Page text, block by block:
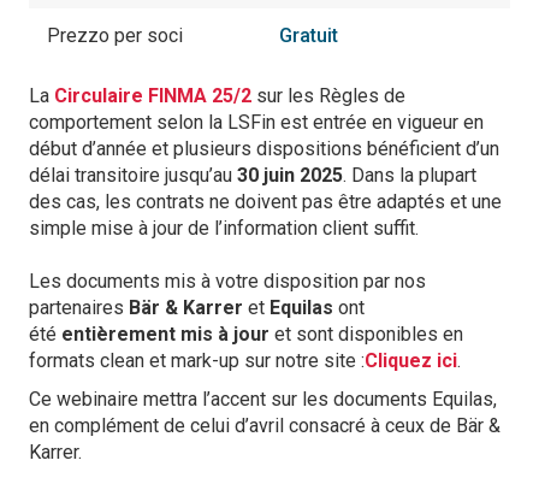
Prezzo per soci Gratuit
La Circulaire FINMA 25/2 sur les Règles de
comportement selon la LSFin est entrée en vigueur en
début d’année et plusieurs dispositions bénéficient d’un
délai transitoire jusqu’au 30 juin 2025. Dans la plupart
des cas, les contrats ne doivent pas être adaptés et une
simple mise à jour de l’information client suffit.
Les documents mis à votre disposition par nos
partenaires Bär & Karrer et Equilas ont
été entièrement mis à jour et sont disponibles en
formats clean et mark-up sur notre site :Cliquez ici.
Ce webinaire mettra l’accent sur les documents Equilas,
en complément de celui d’avril consacré à ceux de Bär &
Karrer.